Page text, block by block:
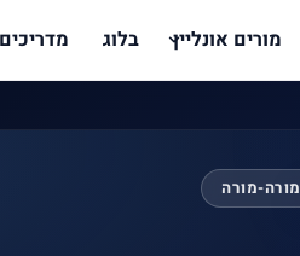
מורים אונליין בלוג מדריכים
מורה-מורה